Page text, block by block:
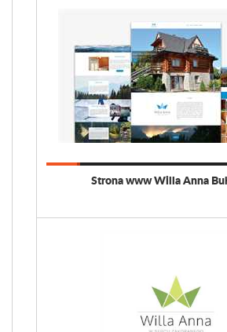
Strona www Willa Anna